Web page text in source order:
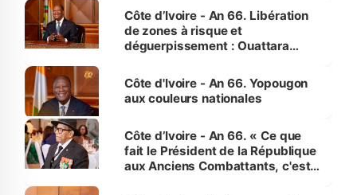
milieu des sinistrés
Côte d’Ivoire - An 66. Libération
de zones à risque et
déguerpissement : Ouattara
l'Etat de droit pour préserver les
vies humaines »
Côte d'Ivoire - An 66. Yopougon
aux couleurs nationales
Côte d’Ivoire - An 66. « Ce que
fait le Président de la République
aux Anciens Combattants, c'est